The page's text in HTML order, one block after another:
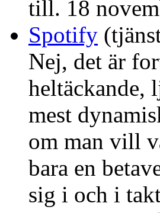
till. 18
Spotify
Nej, det är
heltäckande,
mest
om man vill
bara en
sig i och i